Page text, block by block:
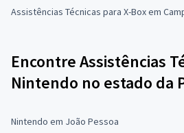
Assistências Técnicas para X-Box em
Encontre Assistências
Nintendo no estado da
Nintendo em João Pessoa